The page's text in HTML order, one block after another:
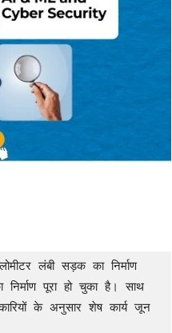
पूरा हो चुका है। साथ
के अनुसार शेष कार्य जून